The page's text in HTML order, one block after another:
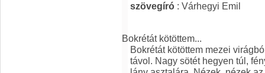
szövegíró : Várhegyi Emil
Bokrétát kötöttem...
Bokrétát kötöttem mezei
távol. Nagy sötét hegyen túl,